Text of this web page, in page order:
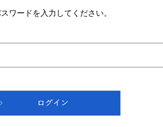
ワードを入力してください。